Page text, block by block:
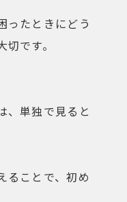
ったときにどう
です。
、単独で見ると
ることで、初め